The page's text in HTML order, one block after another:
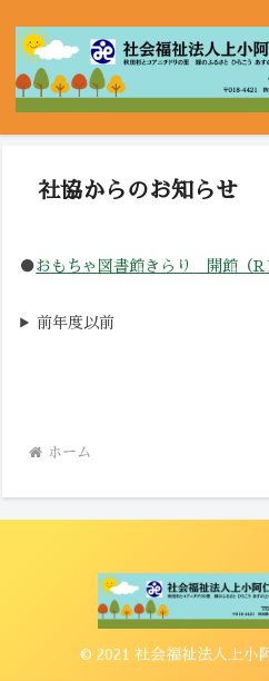
社協からのお知らせ
●おもちゃ図書館きらり 開館（
前年度以前
ホーム
© 2021 社会福祉法人上小